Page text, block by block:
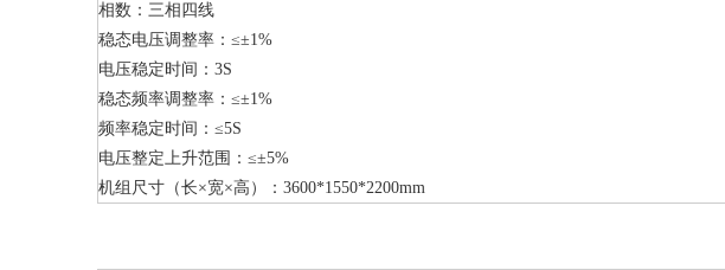
相数：三相四线
稳态电压调整率：≤±1%
电压稳定时间：3S
稳态频率调整率：≤±1%
频率稳定时间：≤5S
电压整定上升范围：≤±5%
机组尺寸（长×宽×高）：3600*1550*2200mm